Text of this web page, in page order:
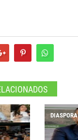
DIASPORA